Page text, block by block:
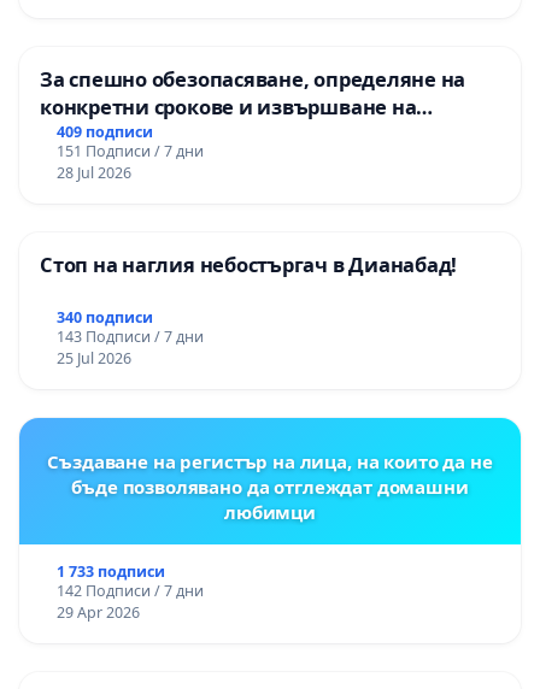
За спешно обезопасяване, определяне на
конкретни срокове и извършване на
цялостна рехабилитация на
републиканския път между пътен възел АМ
„Тракия“ - гр. Ихтиман - с. Мирово - к.к.
409 подписи
151 Подписи / 7 дни
28 Jul 2026
Стоп на наглия небостъргач в Дианабад!
340 подписи
143 Подписи / 7 дни
25 Jul 2026
Създаване на регистър на лица, на които да не
бъде позволявано да отглеждат домашни
любимци
1 733 подписи
142 Подписи / 7 дни
29 Apr 2026